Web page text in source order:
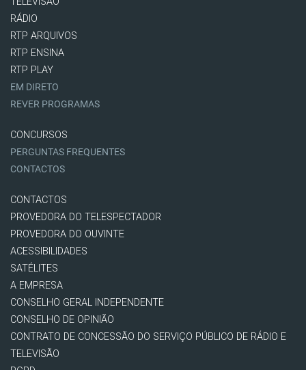
RÁDIO
RTP ARQUIVOS
RTP ENSINA
RTP PLAY
EM DIRETO
REVER PROGRAMAS
CONCURSOS
PERGUNTAS FREQUENTES
CONTACTOS
CONTACTOS
PROVEDORA DO TELESPECTADOR
PROVEDORA DO OUVINTE
ACESSIBILIDADES
SATÉLITES
A EMPRESA
CONSELHO GERAL INDEPENDENTE
CONSELHO DE OPINIÃO
CONTRATO DE CONCESSÃO DO SERVIÇO PÚBLICO DE RÁDIO E
TELEVISÃO